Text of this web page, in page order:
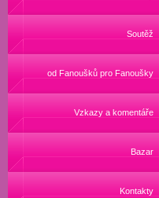
Soutěž
od Fanoušků pro Fanoušky
Vzkazy a komentáře
Bazar
Kontakty